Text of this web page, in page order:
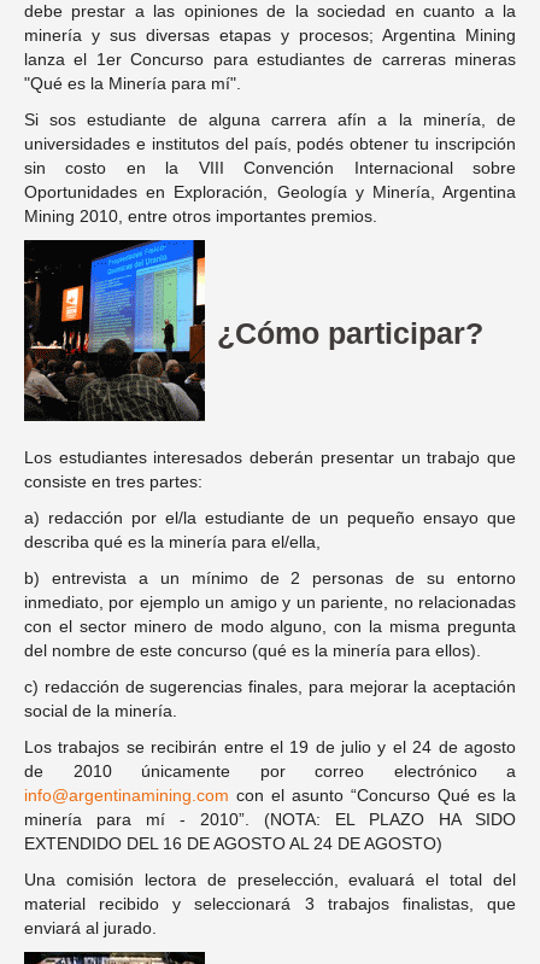
debe prestar a las opiniones de la sociedad en cuanto a la
minería y sus diversas etapas y procesos; Argentina Mining
lanza el 1er Concurso para estudiantes de carreras mineras
"Qué es la Minería para mí".
Si sos estudiante de alguna carrera afín a la minería, de
universidades e institutos del país, podés obtener tu inscripción
sin costo en la VIII Convención Internacional sobre
Oportunidades en Exploración, Geología y Minería, Argentina
Mining 2010, entre otros importantes premios.
¿Cómo participar?
Los estudiantes interesados deberán presentar un trabajo que
consiste en tres partes:
a) redacción por el/la estudiante de un pequeño ensayo que
describa qué es la minería para el/ella,
b) entrevista a un mínimo de 2 personas de su entorno
inmediato, por ejemplo un amigo y un pariente, no relacionadas
con el sector minero de modo alguno, con la misma pregunta
del nombre de este concurso (qué es la minería para ellos).
c) redacción de sugerencias finales, para mejorar la aceptación
social de la minería.
Los trabajos se recibirán entre el 19 de julio y el 24 de agosto
de 2010 únicamente por correo electrónico a
info@argentinamining.com con el asunto “Concurso Qué es la
minería para mí - 2010”. (NOTA: EL PLAZO HA SIDO
EXTENDIDO DEL 16 DE AGOSTO AL 24 DE AGOSTO)
Una comisión lectora de preselección, evaluará el total del
material recibido y seleccionará 3 trabajos finalistas, que
enviará al jurado.